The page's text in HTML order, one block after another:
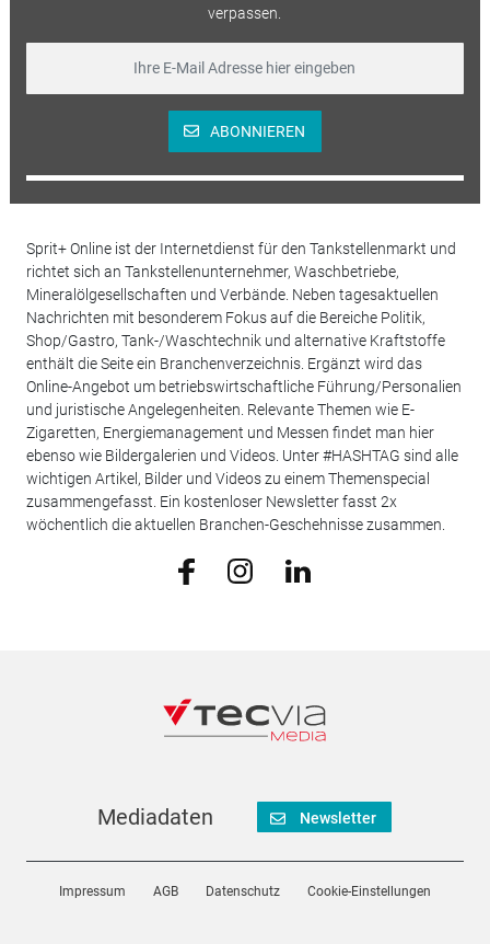
verpassen.
ABONNIEREN
Sprit+ Online ist der Internetdienst für den Tankstellenmarkt und
richtet sich an Tankstellenunternehmer, Waschbetriebe,
Mineralölgesellschaften und Verbände. Neben tagesaktuellen
Nachrichten mit besonderem Fokus auf die Bereiche Politik,
Shop/Gastro, Tank-/Waschtechnik und alternative Kraftstoffe
enthält die Seite ein Branchenverzeichnis. Ergänzt wird das
Online-Angebot um betriebswirtschaftliche Führung/Personalien
und juristische Angelegenheiten. Relevante Themen wie E-
Zigaretten, Energiemanagement und Messen findet man hier
ebenso wie Bildergalerien und Videos. Unter #HASHTAG sind alle
wichtigen Artikel, Bilder und Videos zu einem Themenspecial
zusammengefasst. Ein kostenloser Newsletter fasst 2x
wöchentlich die aktuellen Branchen-Geschehnisse zusammen.
Mediadaten Newsletter
Impressum AGB Datenschutz Cookie-Einstellungen